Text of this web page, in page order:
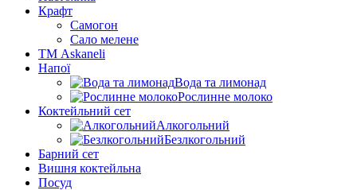
Крафт
Самогон
Сало мелене
ТМ Askaneli
Напої
Вода та лимонад
Рослинне молоко
Коктейльний сет
Алкогольний
Безлкогольний
Барний сет
Вишня коктейльна
Посуд